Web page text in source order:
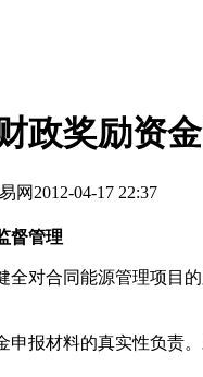
政奖励资
网 2012-04-17 22:37
督管理
全对合同能源管理项目
申报材料的真实性负责